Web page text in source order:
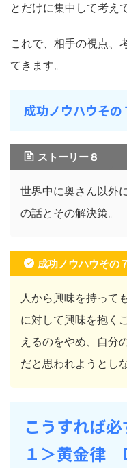
とだけに集中して考え
これで、相手の視点、
てきます。
成功ノウハウそ
ストーリー８
世界中に奥さん以外
の話とその解決策。
成功ノウハウその
人から興味を持って
に対して興味を抱く
えるのをやめ、自分
だと思われようとし
こうすれば
１＞黄金律